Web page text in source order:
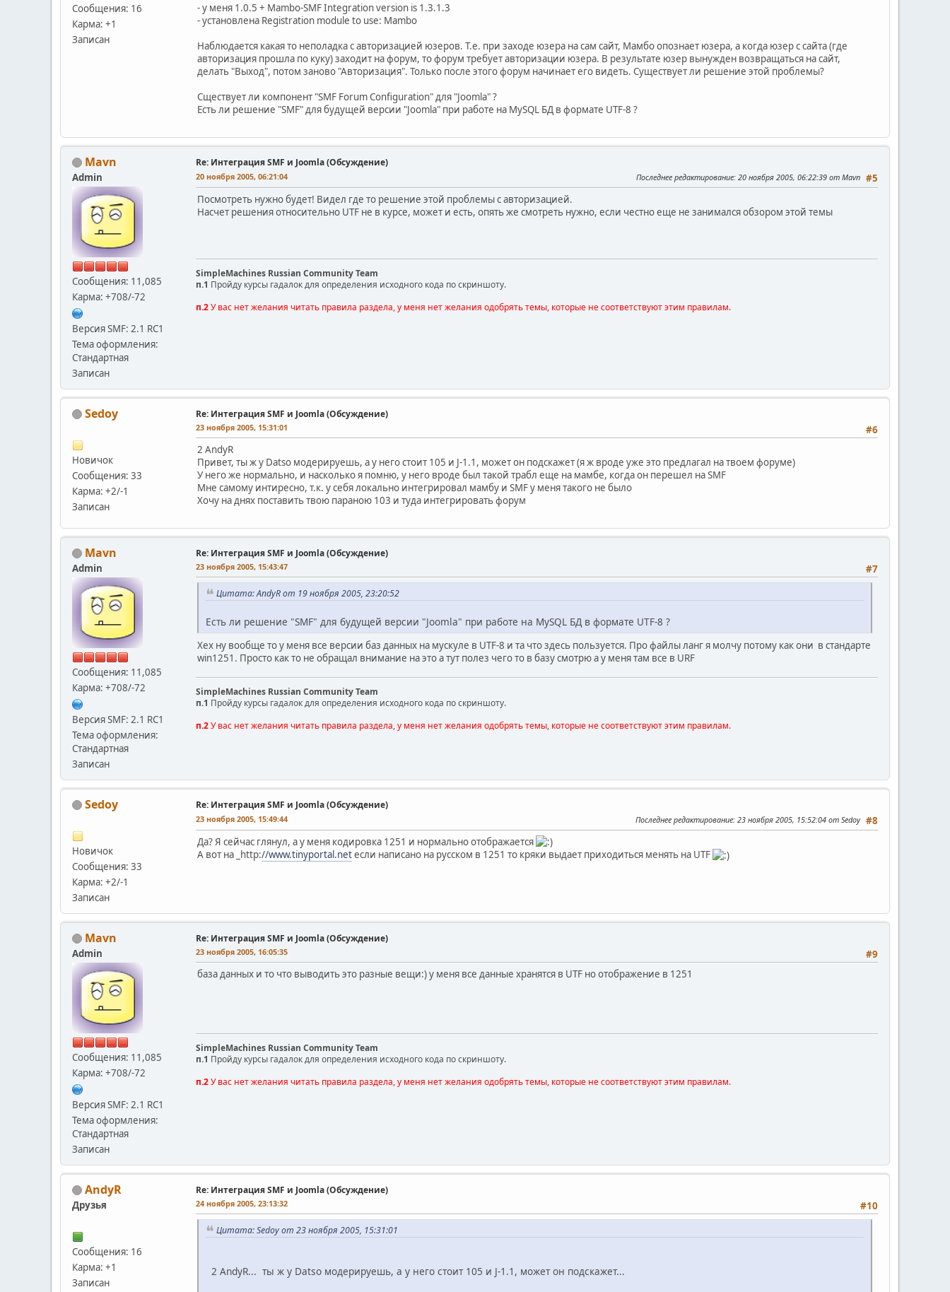
Сообщения: 16
Карма: +1
Записан
- у меня 1.0.5 + Mambo-SMF Integration version is 1.3.1.3
- установлена Registration module to use: Mambo
Наблюдается какая то неполадка с авторизацией юзеров. Т.е. при заходе юзера на сам сайт, Мамбо опознает юзера, а когда юзер с сайта (где
авторизация прошла по куку) заходит на форум, то форум требует авторизации юзера. В результате юзер вынужден возвращаться на сайт,
делать "Выход", потом заново "Авторизация". Только после этого форум начинает его видеть. Существует ли решение этой проблемы?
Сществует ли компонент "SMF Forum Configuration" для "Joomla" ?
Есть ли решение "SMF" для будущей версии "Joomla" при работе на MySQL БД в формате UTF-8 ?
Mavn
Admin
Сообщения: 11,085
Карма: +708/-72
Версия SMF: 2.1 RC1
Тема оформления:
Стандартная
Записан
Re: Интеграция SMF и Joomla (Обсуждение)
#5
20 ноября 2005, 06:21:04 Последнее редактирование: 20 ноября 2005, 06:22:39 от Mavn
Посмотреть нужно будет! Видел где то решение этой проблемы с авторизацией.
Насчет решения относительно UTF не в курсе, может и есть, опять же смотреть нужно, если честно еще не занимался обзором этой темы
SimpleMachines Russian Community Team
п.1 Пройду курсы гадалок для определения исходного кода по скриншоту.
п.2У вас нет желания читать правила раздела, у меня нет желания одобрять темы, которые не соответствуют этим правилам.
Sedoy
Новичок
Сообщения: 33
Карма: +2/-1
Записан
Re: Интеграция SMF и Joomla (Обсуждение)
#6
23 ноября 2005, 15:31:01
2 AndyR
Привет, ты ж у Datso модерируешь, а у него стоит 105 и J-1.1, может он подскажет (я ж вроде уже это предлагал на твоем форуме)
У него же нормально, и насколько я помню, у него вроде был такой трабл еще на мамбе, когда он перешел на SMF
Мне самому интиресно, т.к. у себя локально интегрировал мамбу и SMF у меня такого не было
Хочу на днях поставить твою параною 103 и туда интегрировать форум
Mavn
Admin
Сообщения: 11,085
Карма: +708/-72
Версия SMF: 2.1 RC1
Тема оформления:
Стандартная
Записан
Re: Интеграция SMF и Joomla (Обсуждение)
#7
23 ноября 2005, 15:43:47
Цитата: AndyR от 19 ноября 2005, 23:20:52
Есть ли решение "SMF" для будущей версии "Joomla" при работе на MySQL БД в формате UTF-8 ?
Хех ну вообще то у меня все версии баз данных на мускуле в UTF-8 и та что здесь пользуется. Про файлы ланг я молчу потому как они в стандарте
win1251. Просто как то не обращал внимание на это а тут полез чего то в базу смотрю а у меня там все в URF
SimpleMachines Russian Community Team
п.1 Пройду курсы гадалок для определения исходного кода по скриншоту.
п.2У вас нет желания читать правила раздела, у меня нет желания одобрять темы, которые не соответствуют этим правилам.
Sedoy
Новичок
Сообщения: 33
Карма: +2/-1
Записан
Re: Интеграция SMF и Joomla (Обсуждение)
#8
23 ноября 2005, 15:49:44 Последнее редактирование: 23 ноября 2005, 15:52:04 от Sedoy
Да? Я сейчас глянул, а у меня кодировка 1251 и нормально отображается
А вот на _http://www.tinyportal.netесли написано на русском в 1251 то кряки выдает приходиться менять на UTF
Mavn
Admin
Сообщения: 11,085
Карма: +708/-72
Версия SMF: 2.1 RC1
Тема оформления:
Стандартная
Записан
Re: Интеграция SMF и Joomla (Обсуждение)
#9
23 ноября 2005, 16:05:35
база данных и то что выводить это разные вещи:) у меня все данные хранятся в UTF но отображение в 1251
SimpleMachines Russian Community Team
п.1 Пройду курсы гадалок для определения исходного кода по скриншоту.
п.2У вас нет желания читать правила раздела, у меня нет желания одобрять темы, которые не соответствуют этим правилам.
AndyR
Друзья
Сообщения: 16
Карма: +1
Записан
Re: Интеграция SMF и Joomla (Обсуждение)
#10
24 ноября 2005, 23:13:32
Цитата: Sedoy от 23 ноября 2005, 15:31:01
2 AndyR... ты ж у Datso модерируешь, а у него стоит 105 и J-1.1, может он подскажет...